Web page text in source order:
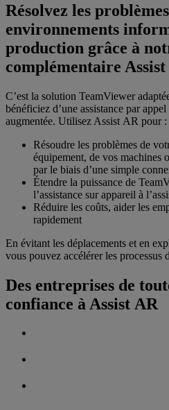
Résolvez les
environnements
production grâce à
complémentaire
C’est la solution TeamViewer
bénéficiez d’une assistance par
augmentée. Utilisez Assist AR pour :
Résoudre les problèmes de
équipement, de vos machines
par le biais d’une simple
Étendre la puissance de
l’assistance sur appareil à
Réduire les coûts, aider les
rapidement
En évitant les déplacements et en
vous pouvez accélérer les processus
Des entreprises de
confiance à Assist AR